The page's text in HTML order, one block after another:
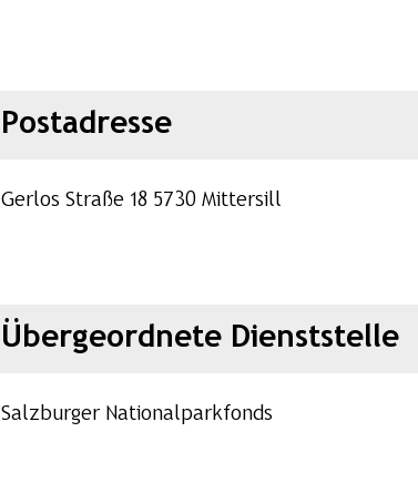
Postadresse
Gerlos Straße 18 5730 Mittersill
Übergeordnete Dienststelle
Salzburger Nationalparkfonds